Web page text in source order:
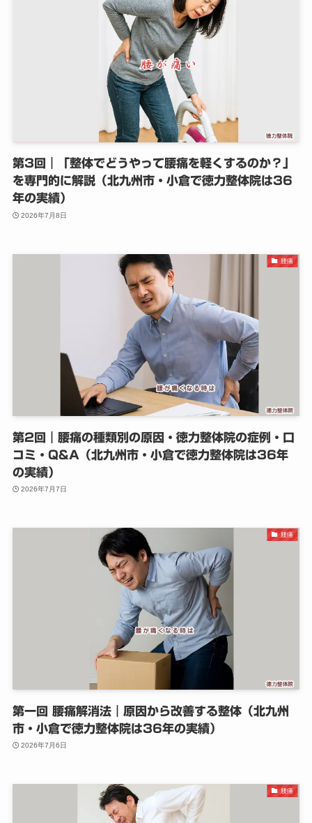
第3回｜「整体でどうやって腰痛を軽くするのか？」
を専門的に解説（北九州市・小倉で徳力整体院は36
年の実績）
2026年7月8日
腰痛
第2回｜腰痛の種類別の原因・徳力整体院の症例・口
コミ・Q&A（北九州市・小倉で徳力整体院は36年
の実績）
2026年7月7日
腰痛
第一回 腰痛解消法｜原因から改善する整体（北九州
市・小倉で徳力整体院は36年の実績）
2026年7月6日
腰痛